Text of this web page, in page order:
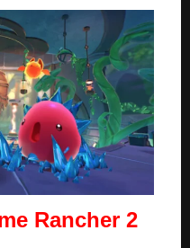
Rancher 2